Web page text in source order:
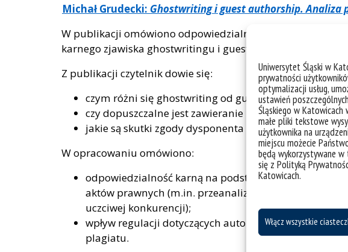
Uniwersytet Śląski w
prywatności
optymalizacji usług,
ustawień
Śląskiego w Katowicach
małe pliki tekstowe
użytkownika na
miejscu możecie
będą wykorzystywane
się z Polityką
Katowicach.
Włącz wszystkie
Michał Grudecki: Ghostwriting i guest authorship. Analiza
W publikacji omówiono odpowiedzialność zarówno
karnego zjawiska ghostwritingu i guest authorship.
Z publikacji czytelnik dowie się:
czym różni się ghostwriting od guest authorship oraz
czy dopuszczalne jest zawieranie umów w tym
jakie są skutki zgody dysponenta dobra osobistego
W opracowaniu omówiono:
odpowiedzialność karną na podstawie art. 115 ust. 1
aktów prawnych (m.in. przeanalizowano
uczciwej konkurencji);
wpływ regulacji dotyczących autorskiego dobra
plagiatu.